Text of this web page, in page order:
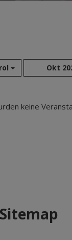
Okt
Aug 2026
Apr 2027
Mai 2027
keine
Sitemap